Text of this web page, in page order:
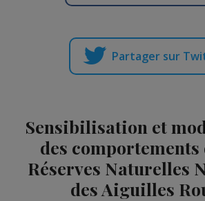
Partager sur
Sensibilisation et
des comportements
Réserves Naturelles
des Aiguilles